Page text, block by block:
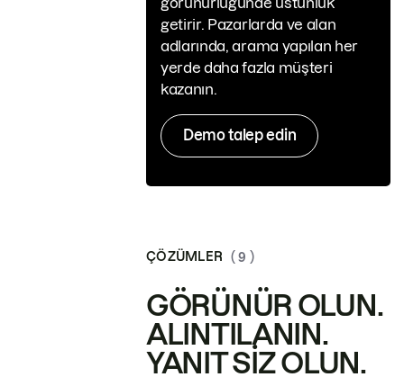
getirir. Pazarlarda ve alan
adlarında, arama yapılan her
yerde daha fazla müşteri
kazanın.
Demo talep edin
ÇÖZÜMLER ( 9 )
GÖRÜNÜR OLUN.
ALINTILANIN.
YANIT SIZ OLUN.